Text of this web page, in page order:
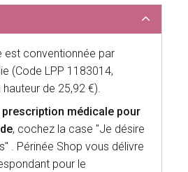
est conventionnée par
(Code LPP 1183014,
de 25,92 €).
prescription médicale pour
, cochez la case "Je désire
. Périnée Shop vous délivre
pour le